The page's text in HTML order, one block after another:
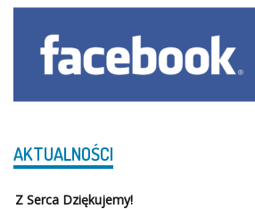
AKTUALNOŚCI
Z Serca Dziękujemy!